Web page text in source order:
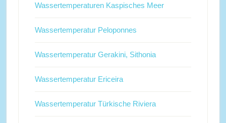
Wassertemperaturen Kaspisches Meer
Wassertemperatur Peloponnes
Wassertemperatur Gerakini, Sithonia
Wassertemperatur Ericeira
Wassertemperatur Türkische Riviera